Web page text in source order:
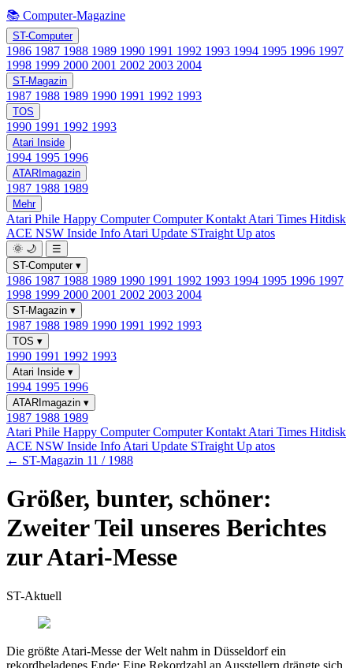
📚 Computer-Magazine
ST-Computer
1986 1987 1988 1989 1990 1991 1992 1993 1994 1995 1996 1997
1998 1999 2000 2001 2002 2003 2004
ST-Magazin
1987 1988 1989 1990 1991 1992 1993
TOS
1990 1991 1992 1993
Atari Inside
1994 1995 1996
ATARImagazin
1987 1988 1989
Mehr
Atari Phile Happy ComputerComputer Kontakt Atari Times Hitdisk
ACE NSW Inside Info Atari Update STraight Up atos
🌞 🌙
☰
ST-Computer ▾
1986 1987 1988 1989 1990 1991 1992 1993 1994 1995 1996 1997
1998 1999 2000 2001 2002 2003 2004
ST-Magazin ▾
1987 1988 1989 1990 1991 1992 1993
TOS ▾
1990 1991 1992 1993
Atari Inside ▾
1994 1995 1996
ATARImagazin ▾
1987 1988 1989
Atari Phile Happy ComputerComputer Kontakt Atari Times Hitdisk
ACE NSW Inside Info Atari Update STraight Up atos
← ST-Magazin 11 / 1988
Größer, bunter, schöner:
Zweiter Teil unseres Berichtes
zur Atari-Messe
ST-Aktuell
Die größte Atari-Messe der Welt nahm in Düsseldorf ein
rekordbeladenes Ende: Eine Rekordzahl an Ausstellern drängte sich